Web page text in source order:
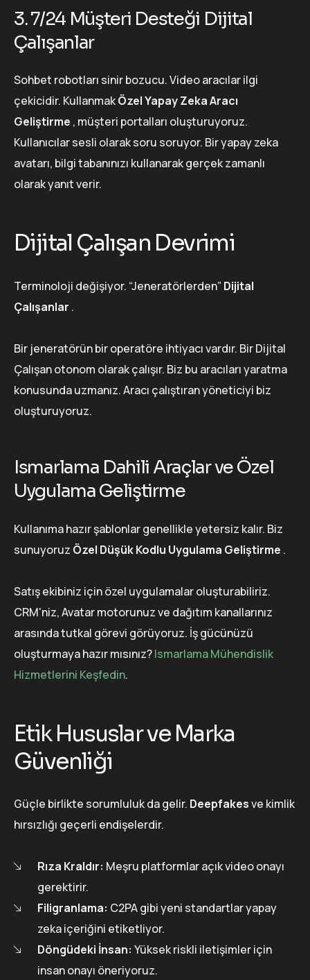
3. 7/24 Müşteri Desteği Dijital
Çalışanlar
Sohbet robotları sinir bozucu. Video aracılar ilgi
çekicidir. KullanmakÖzel Yapay Zeka Aracı
Geliştirme , müşteri portalları oluşturuyoruz.
Kullanıcılar sesli olarak soru soruyor. Bir yapay zeka
avatarı, bilgi tabanınızı kullanarak gerçek zamanlı
olarak yanıt verir.
Dijital Çalışan Devrimi
Terminoloji değişiyor. “Jeneratörlerden” Dijital
Çalışanlar .
Bir jeneratörün bir operatöre ihtiyacı vardır. Bir Dijital
Çalışan otonom olarak çalışır. Biz bu aracıları yaratma
konusunda uzmanız. Aracı çalıştıran yöneticiyi biz
oluşturuyoruz.
Ismarlama Dahili Araçlar ve Özel
Uygulama Geliştirme
Kullanıma hazır şablonlar genellikle yetersiz kalır. Biz
sunuyoruz Özel Düşük Kodlu Uygulama Geliştirme .
Satış ekibiniz için özel uygulamalar oluşturabiliriz.
CRM'niz, Avatar motorunuz ve dağıtım kanallarınız
arasında tutkal görevi görüyoruz. İş gücünüzü
oluşturmaya hazır mısınız?Ismarlama Mühendislik
Hizmetlerini Keşfedin.
Etik Hususlar ve Marka
Güvenliği
Güçle birlikte sorumluluk da gelir. Deepfakesve kimlik
hırsızlığı geçerli endişelerdir.
Rıza Kraldır: Meşru platformlar açık video onayı
gerektirir.
Filigranlama: C2PA gibi yeni standartlar yapay
zeka içeriğini etiketliyor.
Döngüdeki İnsan: Yüksek riskli iletişimler için
insan onayı öneriyoruz.